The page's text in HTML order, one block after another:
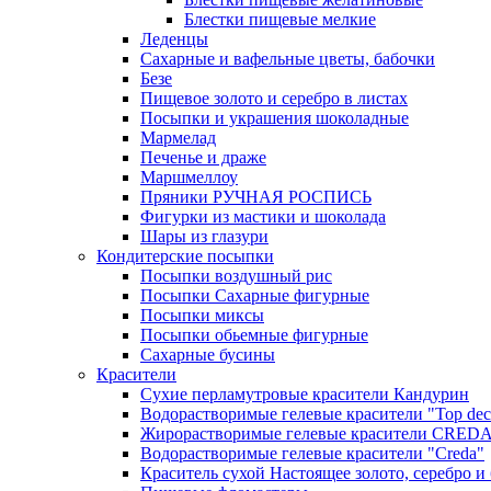
Блестки пищевые мелкие
Леденцы
Сахарные и вафельные цветы, бабочки
Безе
Пищевое золото и серебро в листах
Посыпки и украшения шоколадные
Мармелад
Печенье и драже
Маршмеллоу
Пряники РУЧНАЯ РОСПИСЬ
Фигурки из мастики и шоколада
Шары из глазури
Кондитерские посыпки
Посыпки воздушный рис
Посыпки Сахарные фигурные
Посыпки миксы
Посыпки обьемные фигурные
Сахарные бусины
Красители
Сухие перламутровые красители Кандурин
Водорастворимые гелевые красители "Top
Жирорастворимые гелевые красители CREDA
Водорастворимые гелевые красители "Creda"
Краситель сухой Настоящее золото, серебро и